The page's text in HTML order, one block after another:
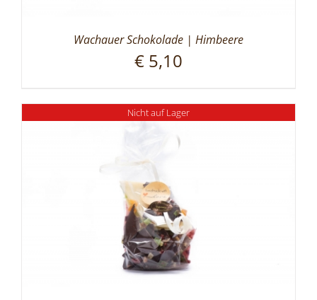
Wachauer Schokolade | Himbeere
€ 5,10
Nicht auf Lager